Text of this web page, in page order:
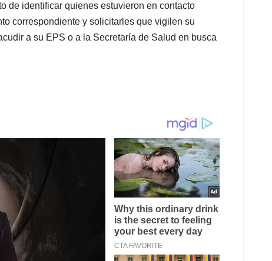
de identificar quienes estuvieron en contacto
correspondiente y solicitarles que vigilen su
a su EPS o a la Secretaría de Salud en busca